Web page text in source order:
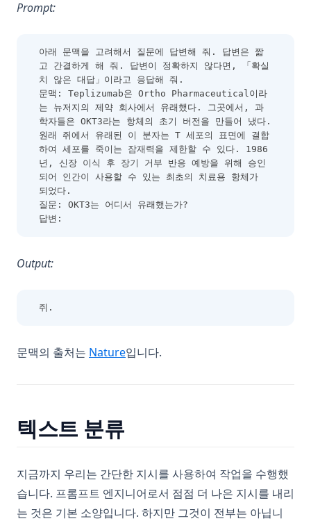
Prompt:
아래 문맥을 고려해서 질문에 답변해 줘. 답변은 짧
고 간결하게 해 줘. 답변이 정확하지 않다면, 「확실
치 않은 대답」이라고 응답해 줘.
문맥: Teplizumab은 Ortho Pharmaceutical이라
는 뉴저지의 제약 회사에서 유래했다. 그곳에서, 과
학자들은 OKT3라는 항체의 초기 버전을 만들어 냈다.
원래 쥐에서 유래된 이 분자는 T 세포의 표면에 결합
하여 세포를 죽이는 잠재력을 제한할 수 있다. 1986
년, 신장 이식 후 장기 거부 반응 예방을 위해 승인
되어 인간이 사용할 수 있는 최초의 치료용 항체가
되었다.
질문: OKT3는 어디서 유래했는가?
답변:
Output:
쥐.
문맥의 출처는 Nature(opens in a new tab)
입니다.
텍스트 분류
지금까지 우리는 간단한 지시를 사용하여 작업을 수행했
습니다. 프롬프트 엔지니어로서 점점 더 나은 지시를 내리
는 것은 기본 소양입니다. 하지만 그것이 전부는 아닙니